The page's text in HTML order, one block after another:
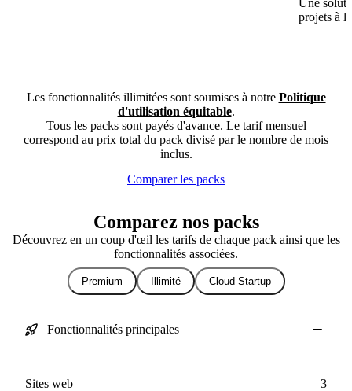
projets à
Les fonctionnalités illimitées sont soumises à notre Politique
d'utilisation équitable.
Tous les packs sont payés d'avance. Le tarif mensuel
correspond au prix total du pack divisé par le nombre de mois
inclus.
Comparer les packs
Comparez nos packs
Découvrez en un coup d'œil les tarifs de chaque pack ainsi que les
fonctionnalités associées.
Premium Illimité Cloud Startup
Fonctionnalités principales
sites web 3